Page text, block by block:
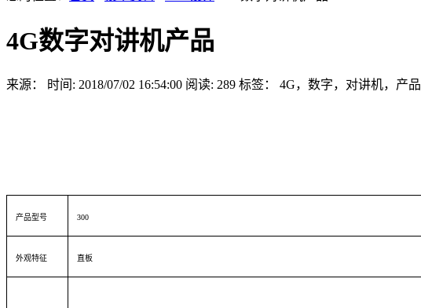
4G数字对讲机产品
来源： 时间: 2018/07/02 16:54:00 阅读: 289 标签： 4G，数字，对讲机，产品
产品型号 300
外观特征 直板